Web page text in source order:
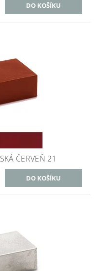
ČERVEŇ 21